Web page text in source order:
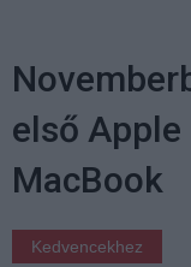
első
MacBook
Kedvencekhez